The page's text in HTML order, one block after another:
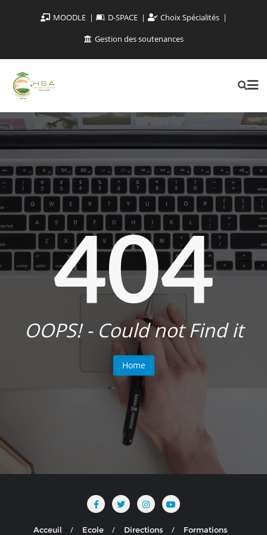
MOODLE D-SPACE
Choix Spécialités
Gestion des soutenances
404
OOPS! - Could not Find it
Home
Acceuil Ecole Directions Formations